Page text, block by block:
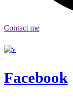
Contact me
Facebook